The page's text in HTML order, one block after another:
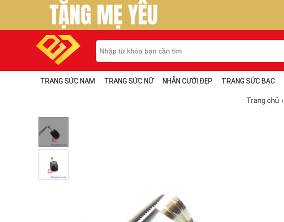
TRANG SỨC NAM TRANG SỨC NỮ NHẪN CƯỚI ĐẸP TRANG SỨC BẠC
Trang chủ